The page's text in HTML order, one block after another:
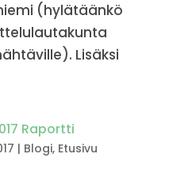
(hylätäänkö
Lisäksi
Raportti
| Blogi, Etusivu